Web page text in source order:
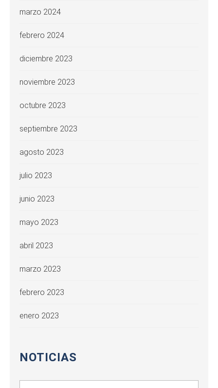
marzo 2024
febrero 2024
diciembre 2023
noviembre 2023
octubre 2023
septiembre 2023
agosto 2023
julio 2023
junio 2023
mayo 2023
abril 2023
marzo 2023
febrero 2023
enero 2023
NOTICIAS